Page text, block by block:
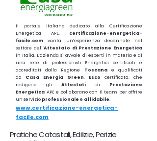
Il portale italiano dedicato alla Certificazione
Energetica APE. certificazione-energetica-
facile.com vanta un’esperienza decennale nel
settore dell’Attestato di Prestazione Energetica
in Italia. L’azienda si avvale di esperti in materia e di
una rete di professionisti Energetici certificati e
accreditati dalla Regione
Toscana e qualificati
da Casa Energia Green, Esco certificata, che
redigono gli Attestati di Prestazione
Energetica APE e collaborano con il team per offrire
un servizio professionale e affidabile.
www.certificazione-energetica-
facile.com
Pratiche Catastali, Edilizie, Perizie